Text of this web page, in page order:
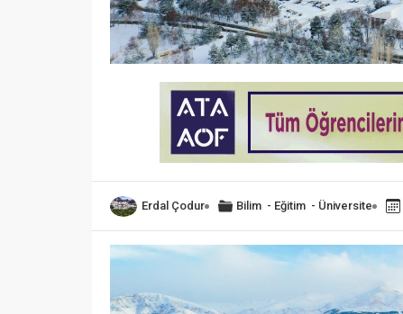
Erdal Çodur Bilim - Eğitim - Üniversite